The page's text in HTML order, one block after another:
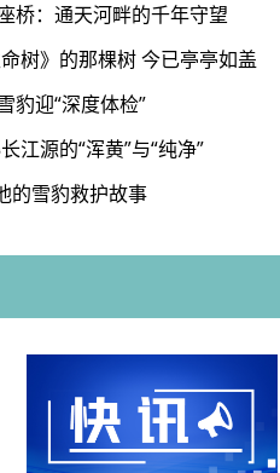
桥：通天河畔的千年守望
树》的那棵树 今已亭亭如盖
豹迎“深度体检”
江源的“浑黄”与“纯净”
的雪豹救护故事